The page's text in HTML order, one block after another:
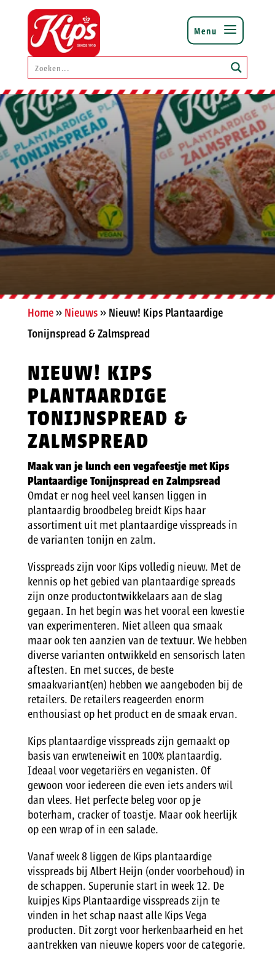
Home» Nieuws» Nieuw! Kips Plantaardige
Tonijnspread & Zalmspread
NIEUW! KIPS
PLANTAARDIGE
TONIJNSPREAD &
ZALMSPREAD
Maak van je lunch een vegafeestje met Kips
Plantaardige Tonijnspread en Zalmpsread
Omdat er nog heel veel kansen liggen in
plantaardig broodbeleg breidt Kips haar
assortiment uit met plantaardige visspreads in
de varianten tonijn en zalm.
Visspreads zijn voor Kips volledig nieuw. Met de
kennis op het gebied van plantaardige spreads
zijn onze productontwikkelaars aan de slag
gegaan. In het begin was het vooral een kwestie
van experimenteren. Niet alleen qua smaak
maar ook ten aanzien van de textuur. We hebben
diverse varianten ontwikkeld en sensorisch laten
aftesten. En met succes, de beste
smaakvariant(en) hebben we aangeboden bij de
retailers. De retailers reageerden enorm
enthousiast op het product en de smaak ervan.
Kips plantaardige visspreads zijn gemaakt op
basis van erwteneiwit en 100% plantaardig.
Ideaal voor vegetariërs en veganisten. Of
gewoon voor iedereen die even iets anders wil
dan vlees. Het perfecte beleg voor op je
boterham, cracker of toastje. Maar ook heerlijk
op een wrap of in een salade.
Vanaf week 8 liggen de Kips plantaardige
visspreads bij Albert Heijn (onder voorbehoud) in
de schappen. Superunie start in week 12. De
kuipjes Kips Plantaardige visspreads zijn te
vinden in het schap naast alle Kips Vega
producten. Dit zorgt voor herkenbaarheid en het
aantrekken van nieuwe kopers voor de categorie.